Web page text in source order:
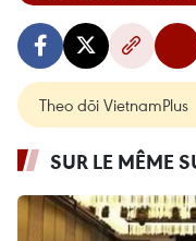
Theo dõi VietnamPlus
SUR LE MÊME